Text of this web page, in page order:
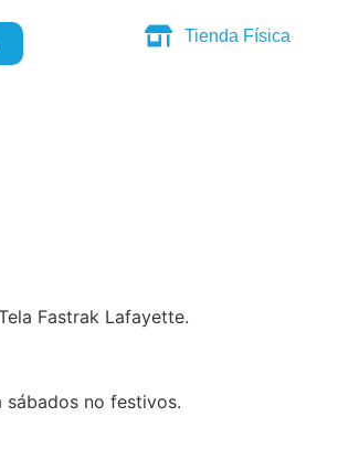
Tienda Física
Fastrak Lafayette.
sábados no festivos.